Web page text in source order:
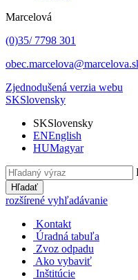
Marcelová
(0)35/ 7798 301
Zjednodušená verzia webu
SKSlovensky
SKSlovensky
ENEnglish
HUMagyar
Hľadať
rozšírené vyhľadávanie
Kontakt
Úradná tabuľa
Zvoz odpadu
Ako vybaviť
Inštitúcie